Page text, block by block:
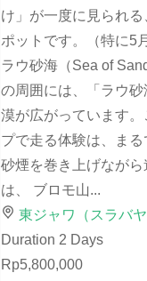
け」が一度に見られ
ポットです。（特に5
ラウ砂海（Sea of
の周囲には、「ラウ
漠が広がっています
プで走る体験は、まる
砂煙を巻き上げなが
は、 ブロモ山...
東ジャワ（スラバ
Duration 2 Days
Rp5,800,000